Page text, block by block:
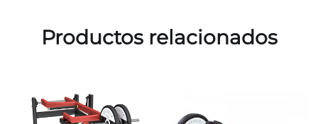
Productos relacionados